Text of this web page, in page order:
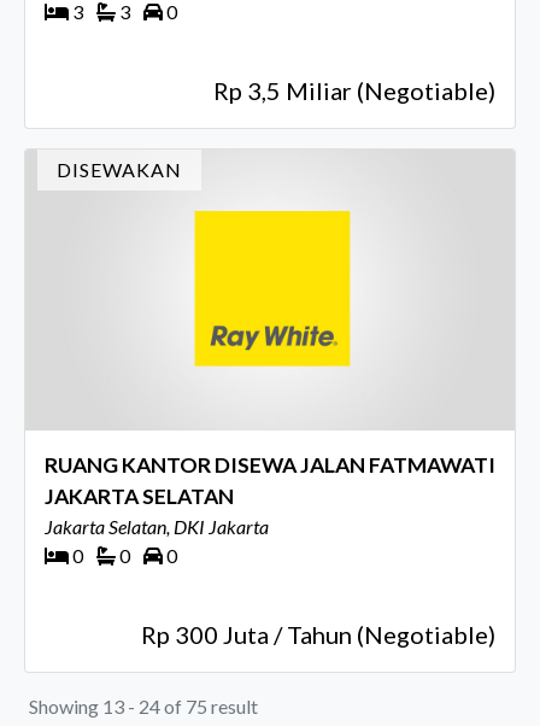
3 3 0
Rp 3,5 Miliar (Negotiable)
DISEWAKAN
RUANG KANTOR DISEWA JALAN FATMAWATI
JAKARTA SELATAN
Jakarta Selatan, DKI Jakarta
0
0 0
Rp 300 Juta / Tahun (Negotiable)
Showing 13 - 24 of 75 result